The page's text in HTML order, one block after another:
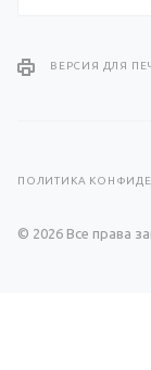
ВЕРСИЯ ДЛЯ
ПОЛИТИКА
© 2026 Все права